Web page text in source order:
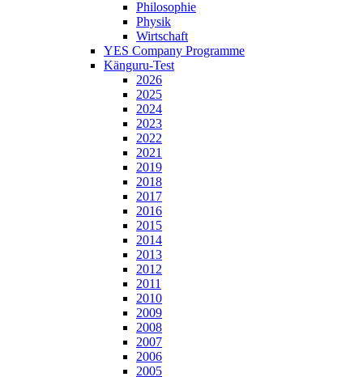
Philosophie
Physik
Wirtschaft
YES Company Programme
Känguru-Test
2026
2025
2024
2023
2022
2021
2019
2018
2017
2016
2015
2014
2013
2012
2011
2010
2009
2008
2007
2006
2005